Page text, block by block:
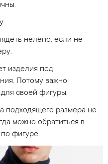
нелепо, если не
изделия под
Потому важно
своей фигуры.
подходящего размера не
можно обратиться в
фигуре.